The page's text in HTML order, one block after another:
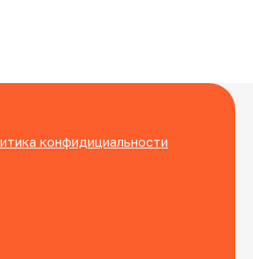
конфидициальности